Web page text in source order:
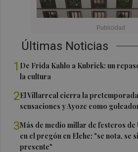
Últimas Noticias
1 De Frida Kahlo a Kubrick: un
la cultura
2El Villarreal cierra la
sensaciones y Ayoze como
3Más de medio millar de festeros de
en el pregón en Elche: "se nota, se
presente"